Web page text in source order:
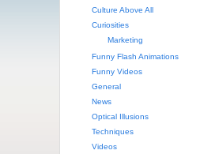
Culture Above All
Curiosities
Marketing
Funny Flash Animations
Funny Videos
General
News
Optical Illusions
Techniques
Videos